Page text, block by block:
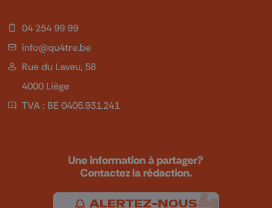
04 254 99 99
info@qu4tre.be
Rue du Laveu, 58
4000 Liège
TVA : BE 0405.931.241
Une information à partager?
Contactez la rédaction.
ALERTEZ-NOUS